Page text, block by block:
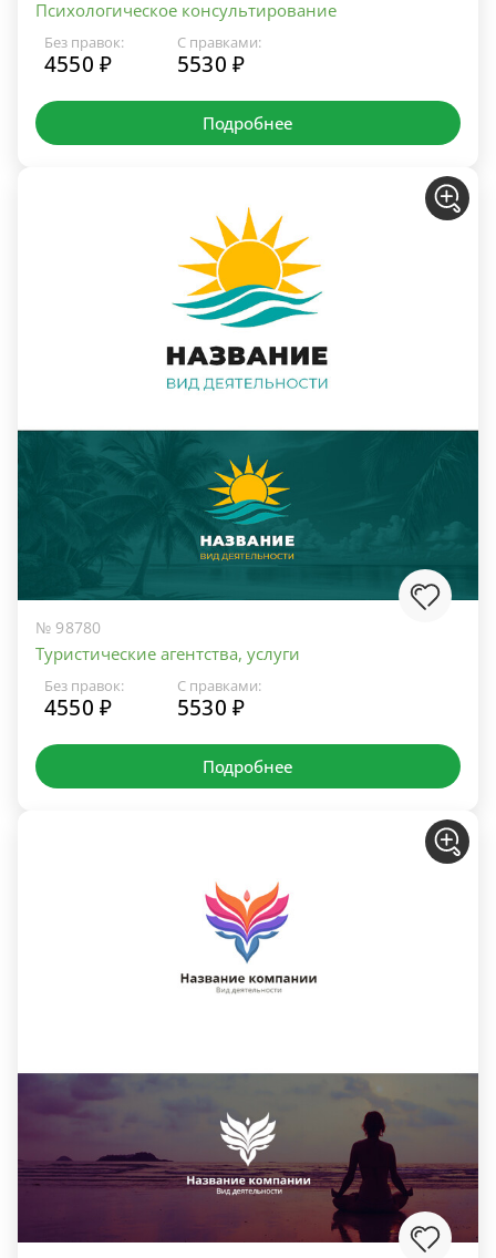
Психологическое консультирование
Без правок:
4550 ₽
С правками:
5530 ₽
Подробнее
№ 98780
Туристические агентства, услуги
Без правок:
4550 ₽
С правками:
5530 ₽
Подробнее